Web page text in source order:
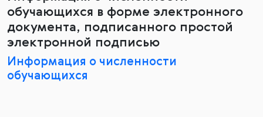
обучающихся в форме электронного
документа, подписанного простой
электронной подписью
Информация о численности
обучающихся